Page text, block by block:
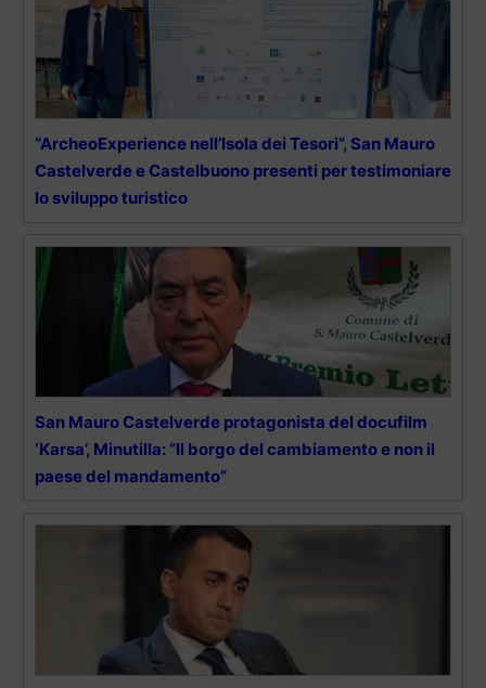
“ArcheoExperience nell’Isola dei Tesori”, San Mauro
Castelverde e Castelbuono presenti per testimoniare
lo sviluppo turistico
San Mauro Castelverde protagonista del docufilm
‘Karsa’, Minutilla: “Il borgo del cambiamento e non il
paese del mandamento”